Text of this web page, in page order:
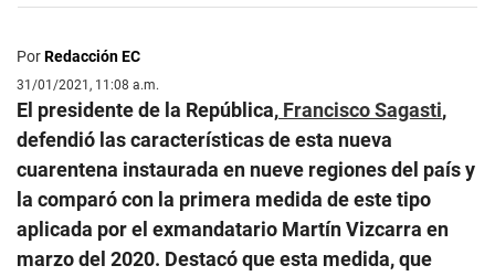
PorRedacción EC
31/01/2021, 11:08 a.m.
El presidente de la República, Francisco Sagasti,
defendió las características de esta nueva
cuarentena instaurada en nueve regiones del país y
la comparó con la primera medida de este tipo
aplicada por el exmandatario Martín Vizcarra en
marzo del 2020. Destacó que esta medida, que